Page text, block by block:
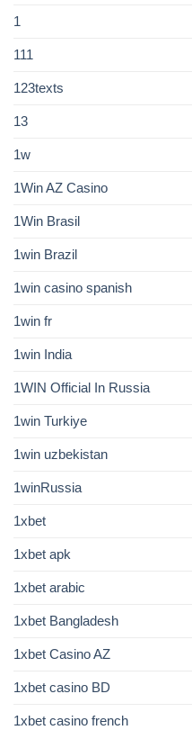
1
111
123texts
13
1w
1Win AZ Casino
1Win Brasil
1win Brazil
1win casino spanish
1win fr
1win India
1WIN Official In Russia
1win Turkiye
1win uzbekistan
1winRussia
1xbet
1xbet apk
1xbet arabic
1xbet Bangladesh
1xbet Casino AZ
1xbet casino BD
1xbet casino french